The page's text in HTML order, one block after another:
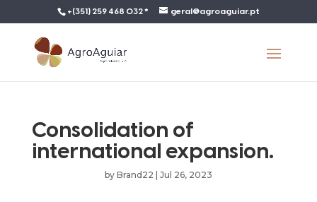
+(351) 259 468 032 * geral@agroaguiar.pt
Consolidation of
international expansion.
by Brand22 Jul 26, 2023